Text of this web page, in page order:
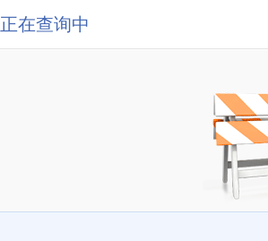
正在查询中